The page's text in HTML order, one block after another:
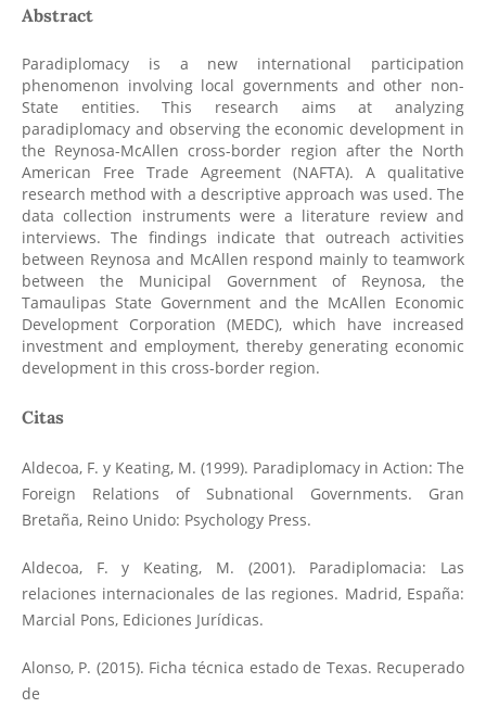
Abstract
Paradiplomacy is a new international participation
phenomenon involving local governments and other non-
State entities. This research aims at analyzing
paradiplomacy and observing the economic development in
the Reynosa-McAllen cross-border region after the North
American Free Trade Agreement (NAFTA). A qualitative
research method with a descriptive approach was used. The
data collection instruments were a literature review and
interviews. The findings indicate that outreach activities
between Reynosa and McAllen respond mainly to teamwork
between the Municipal Government of Reynosa, the
Tamaulipas State Government and the McAllen Economic
Development Corporation (MEDC), which have increased
investment and employment, thereby generating economic
development in this cross-border region.
Citas
Aldecoa, F. y Keating, M. (1999). Paradiplomacy in Action: The
Foreign Relations of Subnational Governments. Gran
Bretaña, Reino Unido: Psychology Press.
Aldecoa, F. y Keating, M. (2001). Paradiplomacia: Las
relaciones internacionales de las regiones. Madrid, España:
Marcial Pons, Ediciones Jurídicas.
Alonso, P. (2015). Ficha técnica estado de Texas. Recuperado
de